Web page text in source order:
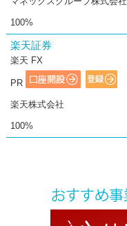
100%
楽天証券
楽天 FX
PR
楽天株式会社
100%